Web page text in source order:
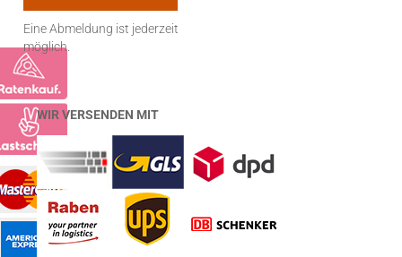
Eine Abmeldung ist jederzeit
möglich.
WIR VERSENDEN MIT